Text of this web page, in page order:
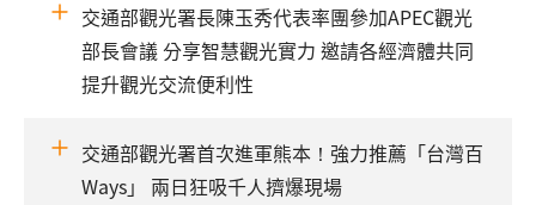
交通部觀光署長陳玉秀代表率團參加APEC觀光
部長會議 分享智慧觀光實力 邀請各經濟體共同
提升觀光交流便利性
交通部觀光署首次進軍熊本！強力推薦「台灣百
Ways」 兩日狂吸千人擠爆現場